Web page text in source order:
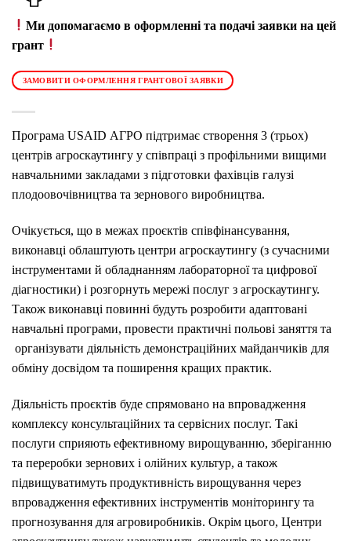
Ми допомагаємо в оформленні та подачі заявки на цей
грант
ЗАМОВИТИ ОФОРМЛЕННЯ ГРАНТОВОЇ ЗАЯВКИ
Програма USAID АГРО підтримає створення 3 (трьох)
центрів агроскаутингу у співпраці з профільними вищими
навчальними закладами з підготовки фахівців галузі
плодоовочівництва та зернового виробництва.
Очікується, що в межах проєктів співфінансування,
виконавці облаштують центри агроскаутингу (з сучасними
інструментами й обладнанням лабораторної та цифрової
діагностики) і розгорнуть мережі послуг з агроскаутингу.
Також виконавці повинні будуть розробити адаптовані
навчальні програми, провести практичні польові заняття та
організувати діяльність демонстраційних майданчиків для
обміну досвідом та поширення кращих практик.
Діяльність проєктів буде спрямовано на впровадження
комплексу консультаційних та сервісних послуг. Такі
послуги сприяють ефективному вирощуванню, зберіганню
та переробки зернових і олійних культур, а також
підвищуватимуть продуктивність вирощування через
впровадження ефективних інструментів моніторингу та
прогнозування для агровиробників. Окрім цього, Центри